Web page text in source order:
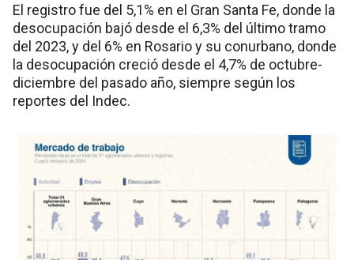
El registro fue del 5,1% en el Gran Santa Fe, donde la
desocupación bajó desde el 6,3% del último tramo
del 2023, y del 6% en Rosario y su conurbano, donde
la desocupación creció desde el 4,7% de octubre-
diciembre del pasado año, siempre según los
reportes del Indec.